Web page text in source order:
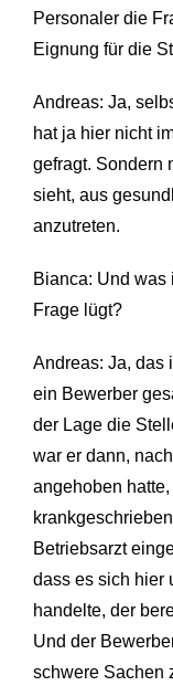
Personaler die
Eignung für die
Andreas: Ja,
hat ja hier nicht
gefragt. Sondern
sieht, aus
anzutreten.
Bianca: Und was
Frage lügt?
Andreas: Ja, das
ein Bewerber
der Lage die
war er dann,
angehoben
Betriebsarzt
dass es sich hier
handelte, der
Und der
schwere Sachen